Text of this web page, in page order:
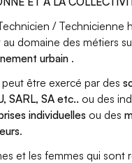
/ Technicienne
domaine des métiers
urbain .
être exercé par des
SARL, SA etc.. ou des
individuelles ou des
.
et les femmes qui sont